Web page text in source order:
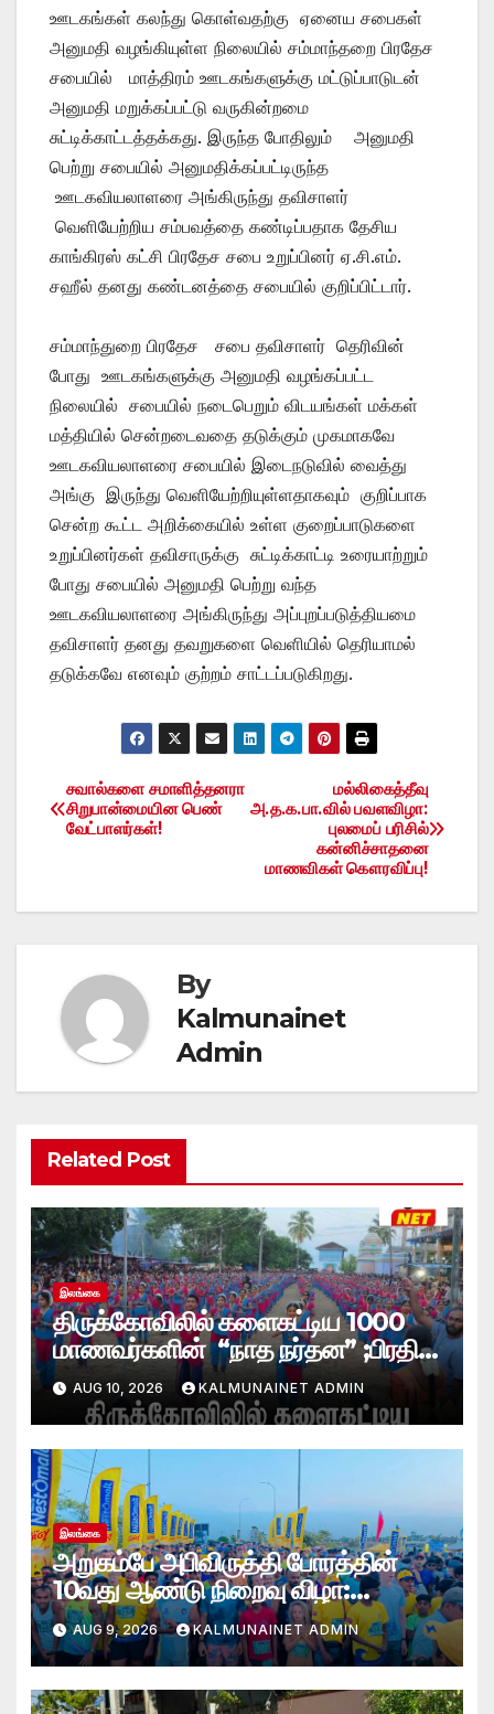
ஊடகங்கள் கலந்து கொள்வதற்கு ஏனைய சபைகள்
அனுமதி வழங்கியுள்ள நிலையில் சம்மாந்தறை பிரதேச
சபையில் மாத்திரம் ஊடகங்களுக்கு மட்டுப்பாடுடன்
அனுமதி மறுக்கப்பட்டு வருகின்றமை
சுட்டிக்காட்டத்தக்கது. இருந்த போதிலும் அனுமதி
பெற்று சபையில் அனுமதிக்கப்பட்டிருந்த
ஊடகவியலாளரை அங்கிருந்து தவிசாளர்
வெளியேற்றிய சம்பவத்தை கண்டிப்பதாக தேசிய
காங்கிரஸ் கட்சி பிரதேச சபை உறுப்பினர் ஏ.சி.எம்.
சஹீல் தனது கண்டனத்தை சபையில் குறிப்பிட்டார்.
சம்மாந்துறை பிரதேச சபை தவிசாளர் தெரிவின்
போது ஊடகங்களுக்கு அனுமதி வழங்கப்பட்ட
நிலையில் சபையில் நடைபெறும் விடயங்கள் மக்கள்
மத்தியில் சென்றடைவதை தடுக்கும் முகமாகவே
ஊடகவியலாளரை சபையில் இடைநடுவில் வைத்து
அங்கு இருந்து வெளியேற்றியுள்ளதாகவும் குறிப்பாக
சென்ற கூட்ட அறிக்கையில் உள்ள குறைப்பாடுகளை
உறுப்பினர்கள் தவிசாருக்கு சுட்டிக்காட்டி உரையாற்றும்
போது சபையில் அனுமதி பெற்று வந்த
ஊடகவியலாளரை அங்கிருந்து அப்புறப்படுத்தியமை
தவிசாளர் தனது தவறுகளை வெளியில் தெரியாமல்
தடுக்கவே எனவும் குற்றம் சாட்டப்படுகிறது.
Post
navigation
மல்லிகைத்தீவு
அ.த.க.பா.வில் பவளவிழா:
புலமைப் பரிசில்
கன்னிச்சாதனை
மாணவிகள் கௌரவிப்பு!
சவால்களை சமாளித்தனரா
சிறுபான்மையின பெண்
வேட்பாளர்கள்!
By
Kalmunainet
Admin
Related Post
இலங்கை
திருக்கோவிலில் களைகட்டிய 1000
மாணவர்களின் “நாத நர்தன” ;பிரதி
போலீஸ் மாஅதிபரும் பங்கேற்பு
AUG 10, 2026 KALMUNAINET ADMIN
இலங்கை
அறுகம்பே அபிவிருத்தி போரத்தின்
10வது ஆண்டு நிறைவு விழா:
அறுகம்பே அரை மரதன் ஓட்டத்தில்
இலங்கை சிவராஜன் முதலிடம்!
AUG 9, 2026 KALMUNAINET ADMIN